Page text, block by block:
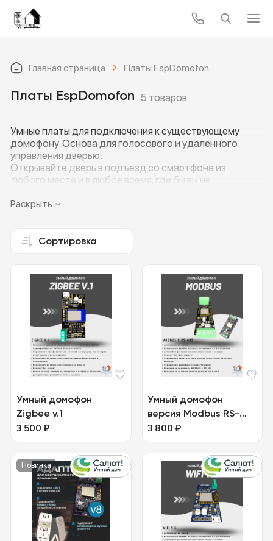
Главная страница Платы EspDomofon
Платы EspDomofon 5 товаров
Умные платы для подключения к существующему
домофону. Основа для голосового и удалённого
управления дверью.
Открывайте дверь в подъезд со смартфона из
любого места и в любое время, где бы вы не
Контроль звука и бесшумный режим
Открытие двери через Телеграмм
Раскрыть
Сортировка
Умный домофон
Zigbee v.1
3 500 ₽
Умный домофон
версия Modbus RS-
485
3 800 ₽
Новинка